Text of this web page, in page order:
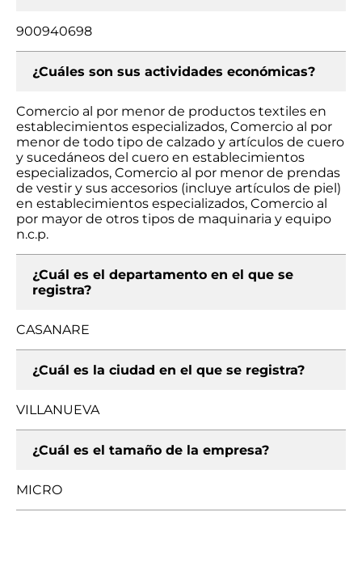
900940698
¿Cuáles son sus actividades económicas?
Comercio al por menor de productos textiles en
establecimientos especializados, Comercio al por
menor de todo tipo de calzado y artículos de cuero
y sucedáneos del cuero en establecimientos
especializados, Comercio al por menor de prendas
de vestir y sus accesorios (incluye artículos de piel)
en establecimientos especializados, Comercio al
por mayor de otros tipos de maquinaria y equipo
n.c.p.
¿Cuál es el departamento en el que se
registra?
CASANARE
¿Cuál es la ciudad en el que se registra?
VILLANUEVA
¿Cuál es el tamaño de la empresa?
MICRO